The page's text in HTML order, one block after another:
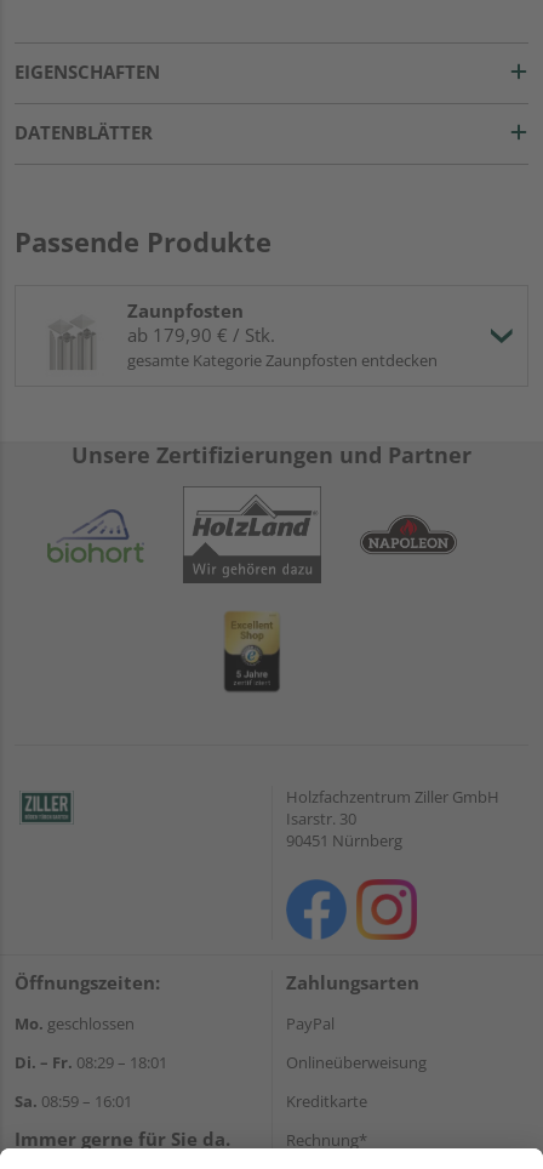
EIGENSCHAFTEN
DATENBLÄTTER
Passende Produkte
Zaunpfosten
ab 179,90 € / Stk.
gesamte Kategorie Zaunpfosten entdecken
Unsere Zertifizierungen und Partner
Holzfachzentrum Ziller GmbH
Isarstr. 30
90451 Nürnberg
Öffnungszeiten:
Mo. geschlossen
Di. – Fr. 08:29 – 18:01
Sa. 08:59 – 16:01
Immer gerne für Sie da.
Zahlungsarten
PayPal
Onlineüberweisung
Kreditkarte
Rechnung*